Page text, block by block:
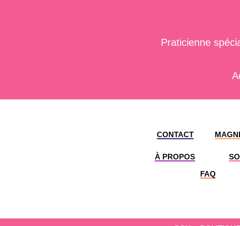
Praticienne
CONTACT
À PROPOS
FAQ